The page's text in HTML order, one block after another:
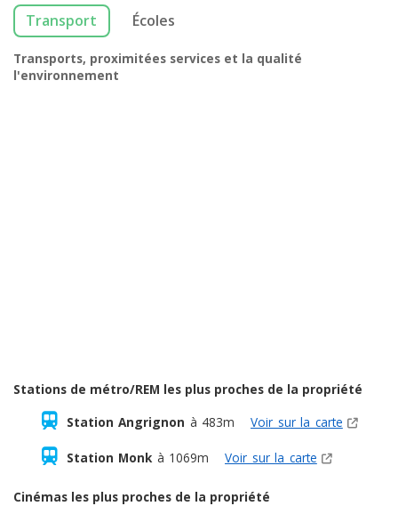
Transport Écoles
Transports, proximitées services et la qualité
l'environnement
Stations de métro/REM les plus proches de la propriété
Station Angrignon à 483m Voir sur la carte
Station Monkà 1069m Voir sur la carte
Cinémas les plus proches de la propriété